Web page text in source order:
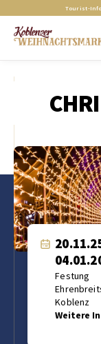
Tourist-
Festung
Koblenz
Weitere